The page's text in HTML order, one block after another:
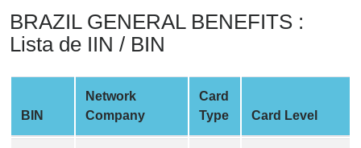
Card
Generator
Random
Credit
Generator
Generate
BRAZIL GENERAL BENEFITS :
Lista de IIN / BIN
BIN
Network
Company
Card
Type
Card Level